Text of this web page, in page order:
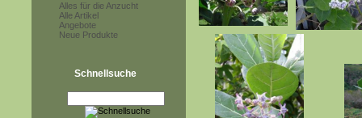
Alles für die Anzucht
Alle Artikel
Angebote
Neue Produkte
Schnellsuche